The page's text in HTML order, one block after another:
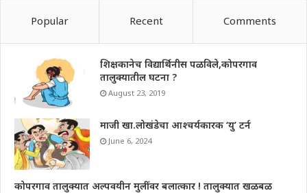
Popular Recent Comments
शिक्षकानेच विद्यार्थिनीस पळविले,कोपरगाव
तालुक्यातील घटना ?
August 23, 2019
माजी खा.लोखंडेचा आश्चर्यकारक ‘यु’ टर्न
June 6, 2024
कोपरगाव तालुक्यात अल्पवयीन मुलींवर बलात्कार ! तालुक्यात खळबळ